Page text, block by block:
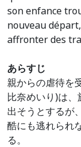
son enfance
nouveau
affronter des
あらすじ
親からの虐待を
比奈めいり)は
出そうとするが
酷にも逃れられ
る。